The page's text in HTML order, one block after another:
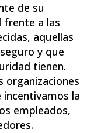
de su
frente a las
aquellas
y que
tienen.
organizaciones
la
empleados,